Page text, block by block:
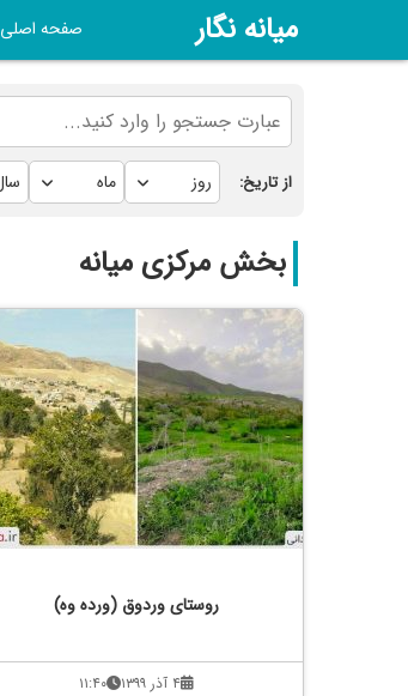
میانه نگار صفحه اصلی
از تاریخ:
بخش مرکزی میانه
روستای وردوق (ورده وه)
۴ آذر ۱۳۹۹ ۱۱:۴۰